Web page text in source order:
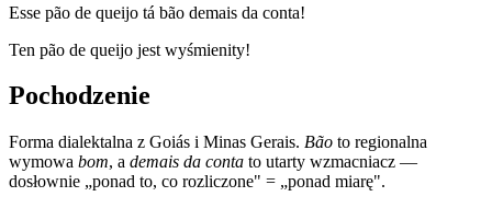
Esse pão de queijo tá bão demais da conta!
Ten pão de queijo jest wyśmienity!
Pochodzenie
Forma dialektalna z Goiás i Minas Gerais. Bão to regionalna
wymowa bom, a demais da conta to utarty wzmacniacz —
dosłownie „ponad to, co rozliczone" = „ponad miarę".